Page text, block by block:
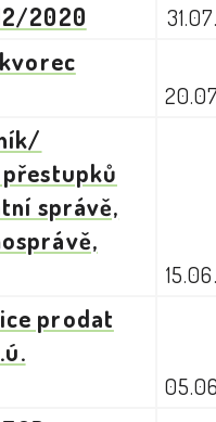
2020
správě,
prodat